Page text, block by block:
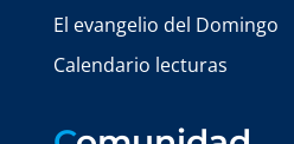
El evangelio del Domingo
Calendario lecturas